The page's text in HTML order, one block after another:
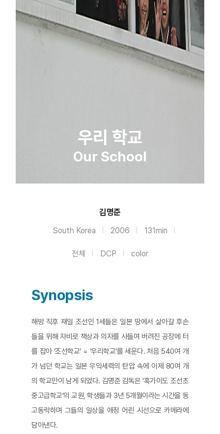
우리 학교
Our School
김명준
South Korea 2006 131min
전체 DCP color
Synopsis
해방 직후 재일 조선인 1세들은 일본 땅에서 살아갈 후손
들을 위해 자비로 책상과 의자를 사들여 버려진 공장에 터
를 잡아 ‘조선학교’ = ‘우리학교’를 세운다. 처음 540여 개
가 넘던 학교는 일본 우익세력의 탄압 속에 이제 80여 개
의 학교만이 남게 되었다. 김명준 감독은 ‘혹가이도 조선초
중고급학교’의 교원, 학생들과 3년 5개월이라는 시간을 동
고동락하며 그들의 일상을 애정 어린 시선으로 카메라에
담아낸다.